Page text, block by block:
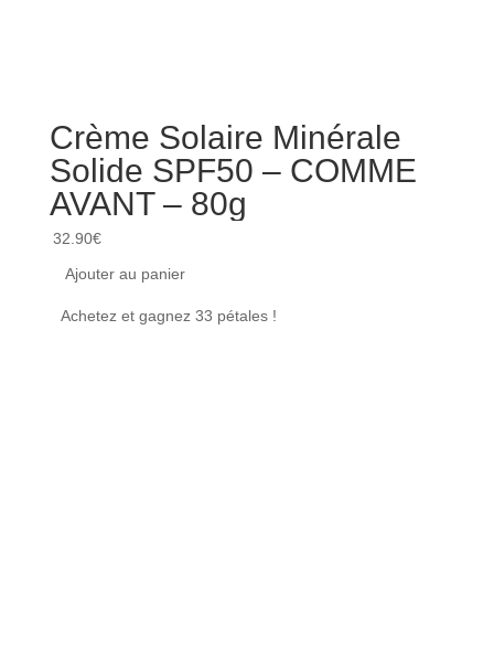
Crème Solaire Minérale
Solide SPF50 – COMME
AVANT – 80g
32.90€
Ajouter au panier
Achetez et gagnez 33 pétales !